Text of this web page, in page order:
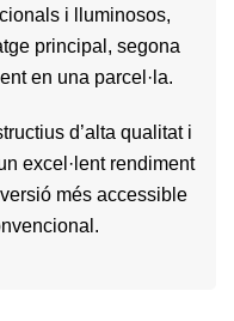
i lluminosos,
principal, segona
en una parcel·la.
d’alta qualitat i
excel·lent rendiment
més accessible